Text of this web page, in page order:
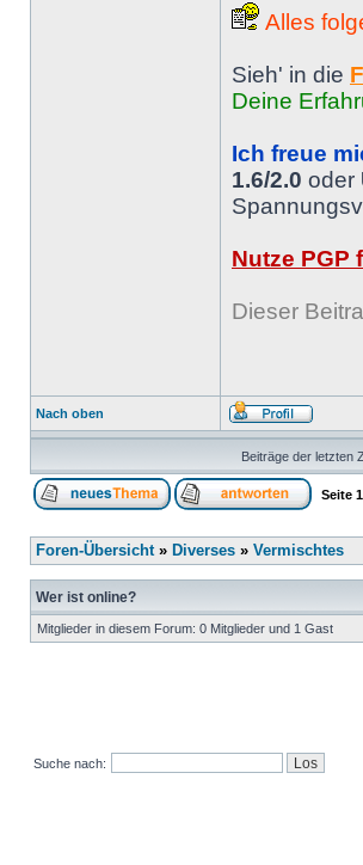
Alles
Sieh' in die
Deine
Ich freue
1.6/2.0 oder
Nutze PGP
Dieser
Nach oben
Beiträge der letzten
Seite 1
Foren-Übersicht» Diverses » Vermischtes
Wer ist online?
Mitglieder in diesem Forum: 0 Mitglieder und 1 Gast
Suche nach: